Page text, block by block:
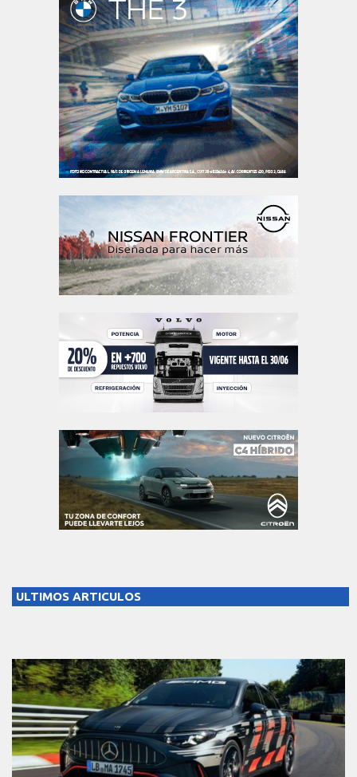
ULTIMOS ARTICULOS